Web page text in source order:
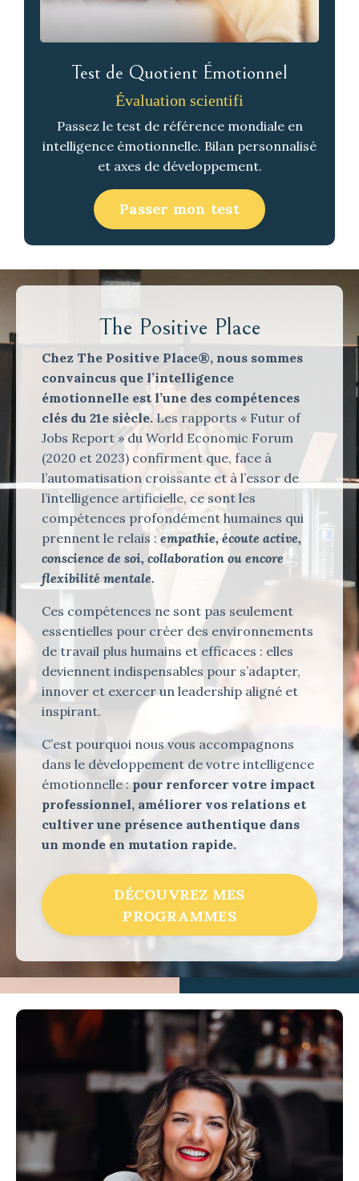
Test de Quotient Émotionnel
Évaluation scientifi
Passez le test de référence mondiale en
intelligence émotionnelle. Bilan personnalisé
et axes de développement.
Passer mon test
The Positive Place
Chez The Positive Place®, nous sommes
convaincus que l’intelligence
émotionnelle est l’une des compétences
clés du 21e siècle. Les rapports « Futur of
Jobs Report » du World Economic Forum
(2020 et 2023) confirment que, face à
l’automatisation croissante et à l’essor de
l’intelligence artificielle, ce sont les
compétences profondément humaines qui
prennent le relais :empathie, écoute active,
conscience de soi, collaboration ou encore
flexibilité mentale.
Ces compétences ne sont pas seulement
essentielles pour créer des environnements
de travail plus humains et efficaces : elles
deviennent indispensables pour s’adapter,
innover et exercer un leadership aligné et
inspirant.
C’est pourquoi nous vous accompagnons
dans le développement de votre intelligence
émotionnelle :pour renforcer votre impact
professionnel, améliorer vos relations et
cultiver une présence authentique dans
un monde en mutation rapide.
DÉCOUVREZ MES
PROGRAMMES